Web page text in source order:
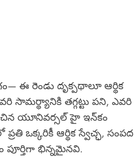
ఈ రెండు దృక్పథాలూ ఆర్థిక
సామర్థ్యానికి తగ్గట్టు పని, ఎవరి
యూనివర్సల్ హై ఇన్‌కం
ఒక్కరికీ ఆర్థిక స్వేచ్ఛ, సంపద
పూర్తిగా భిన్నమైనవి.